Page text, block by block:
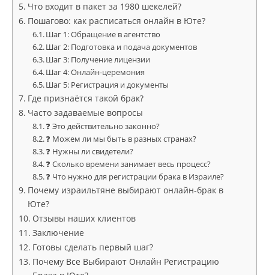
Что входит в пакет за 1980 шекелей?
Пошагово: как расписаться онлайн в Юте?
Шаг 1: Обращение в агентство
Шаг 2: Подготовка и подача документов
Шаг 3: Получение лицензии
Шаг 4: Онлайн-церемония
Шаг 5: Регистрация и документы
Где признаётся такой брак?
Часто задаваемые вопросы
❓ Это действительно законно?
❓ Можем ли мы быть в разных странах?
❓ Нужны ли свидетели?
❓ Сколько времени занимает весь процесс?
❓ Что нужно для регистрации брака в Израиле?
Почему израильтяне выбирают онлайн-брак в
Юте?
Отзывы наших клиентов
Заключение
Готовы сделать первый шаг?
Почему Все Выбирают Онлайн Регистрацию